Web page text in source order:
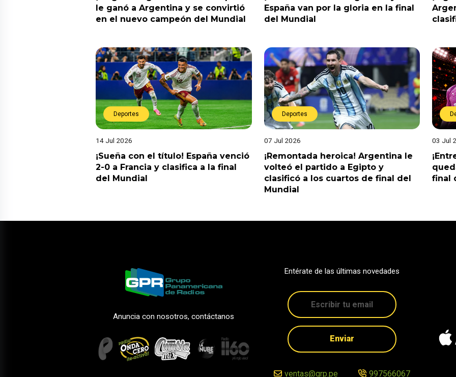
le ganó a Argentina y se convirtió
en el nuevo campeón del Mundial
España van por la gloria en la final
del Mundial
Deportes
14 Jul 2026
¡Sueña con el título! España venció
2-0 a Francia y clasifica a la final
del Mundial
Deportes
07 Jul 2026
¡Remontada heroica! Argentina le
volteó el partido a Egipto y
clasificó a los cuartos de final del
Mundial
03 Jul
final
Anuncia con nosotros, contáctanos
Entérate de las últimas novedades
Enviar
ventas@grp.pe 997566067